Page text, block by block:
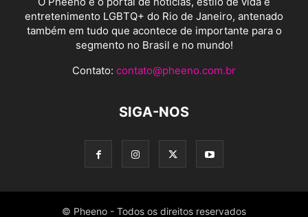
entretenimento LGBTQ+ do Rio de Janeiro, antenado
também em tudo que acontece de importante para o
segmento no Brasil e no mundo!
Contato: contato@pheeno.com.br
SIGA-NOS
© Pheeno - Todos os direitos reservados